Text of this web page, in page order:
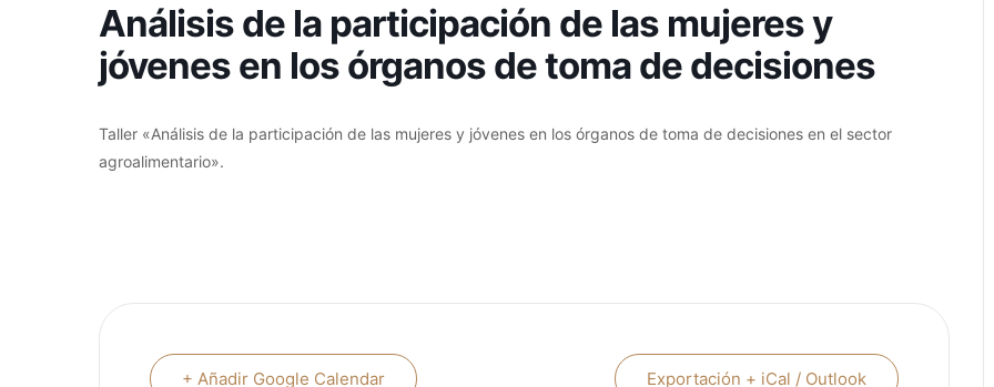
Análisis de la participación de las mujeres y
jóvenes en los órganos de toma de decisiones
Taller «Análisis de la participación de las mujeres y jóvenes en los órganos de toma de decisiones en el sector
agroalimentario».
+ Añadir Google Calendar Exportación + iCal / Outlook